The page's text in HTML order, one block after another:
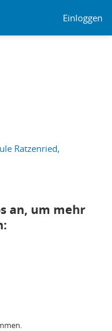
Einloggen
Ratzenried,
an, um mehr